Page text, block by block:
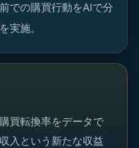
での購買行動をAIで分
実施。
買転換率をデータで
入という新たな収益